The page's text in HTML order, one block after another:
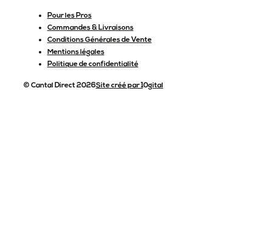
Pour les Pros
Commandes & Livraisons
Conditions Générales de Vente
Mentions légales
Politique de confidentialité
© Cantal Direct 2026Site créé par 10gital